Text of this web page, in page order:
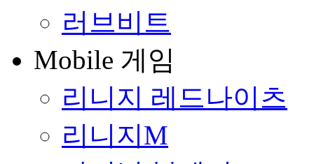
러브비트
Mobile 게임
리니지 레드나이츠
리니지M